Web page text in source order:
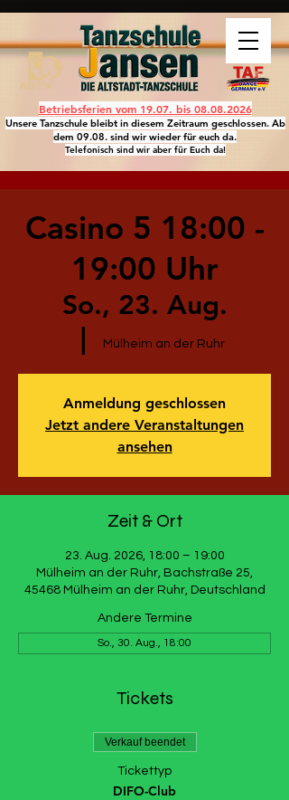
Betriebsferien vom 19.07. bis 08.08.2026
Unsere Tanzschule bleibt in diesem Zeitraum geschlossen. Ab
dem 09.08. sind wir wieder für euch da.
Telefonisch sind wir aber für Euch da!
Casino 5 18:00 -
19:00 Uhr
So., 23. Aug.
Mülheim an der Ruhr
Anmeldung geschlossen
Jetzt andere Veranstaltungen
ansehen
Zeit & Ort
23. Aug. 2026, 18:00 – 19:00
Mülheim an der Ruhr, Bachstraße 25,
45468 Mülheim an der Ruhr, Deutschland
Andere Termine
So., 30. Aug., 18:00
Tickets
Verkauf beendet
Tickettyp
DIFO-Club